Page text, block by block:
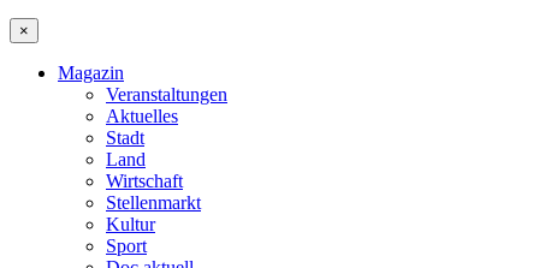
×
Magazin
Veranstaltungen
Aktuelles
Stadt
Land
Wirtschaft
Stellenmarkt
Kultur
Sport